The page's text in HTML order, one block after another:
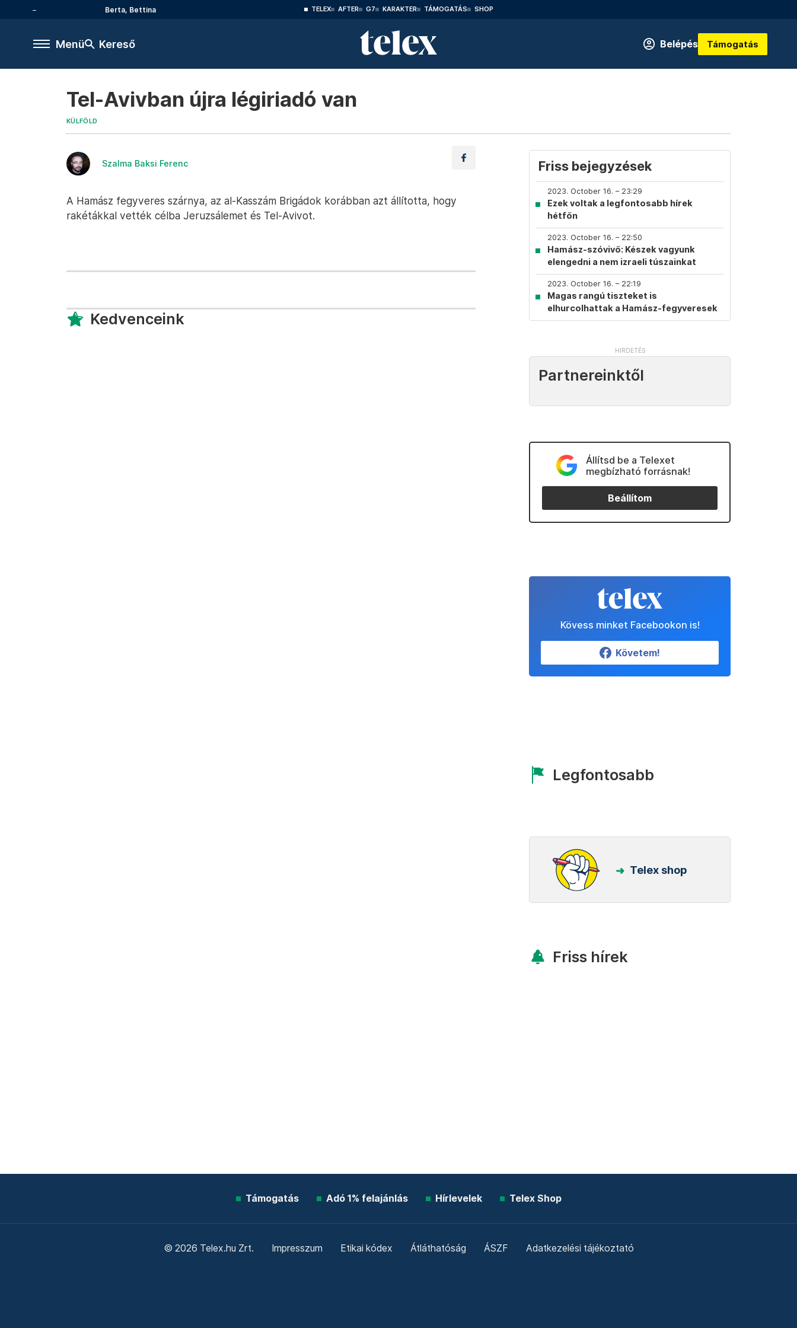
Berta, Bettina TELEX AFTER G7 KARAKTER TÁMOGATÁS SHOP
Menü Kereső Belépés Támogatás
Tel-Avivban újra légiriadó van
KÜLFÖLD
Szalma Baksi Ferenc
A Hamász fegyveres szárnya, az al-Kasszám Brigádok korábban azt állította, hogy
rakétákkal vették célba Jeruzsálemet és Tel-Avivot.
Kedvenceink
Friss bejegyzések
2023. October 16. – 23:29
Ezek voltak a legfontosabb hírek
hétfőn
2023. October 16. – 22:50
Hamász-szóvivő: Készek vagyunk
elengedni a nem izraeli túszainkat
2023. October 16. – 22:19
Magas rangú tiszteket is
elhurcolhattak a Hamász-fegyveresek
Partnereinktől
Állítsd be a Telexet
megbízható forrásnak!
Beállítom
Kövess minket Facebookon is!
Követem!
Legfontosabb
Telex shop
Friss hírek
Támogatás Adó 1% felajánlás Hírlevelek Telex Shop
© 2026 Telex.hu Zrt. Impresszum Etikai kódex Átláthatóság ÁSZF Adatkezelési tájékoztató